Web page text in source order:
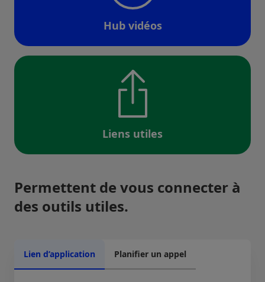
Hub vidéos
Liens utiles
Permettent de vous connecter à
des outils utiles.
Lien d’application Planifier un appel